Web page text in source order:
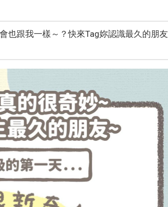
也跟我一樣～？快來Tag妳認識最久的朋友